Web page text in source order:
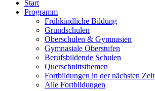
Start
Programm
Frühkindliche Bildung
Grundschulen
Oberschulen & Gymnasien
Gymnasiale Oberstufen
Berufsbildende Schulen
Querschnittsthemen
Fortbildungen in der nächsten Zeit
Alle Fortbildungen